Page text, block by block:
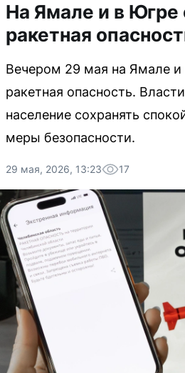
На Ямале и в Югре
ракетная
Вечером 29 мая на Ямале и
ракетная опасность.
население сохранять
меры безопасности.
29 мая, 2026, 13:23 17